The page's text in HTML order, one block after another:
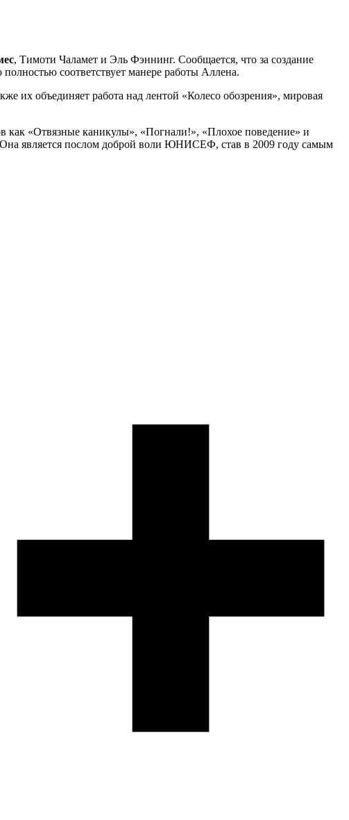
, Тимоти Чаламет и Эль Фэннинг. Сообщается, что за создание
соответствует манере работы Аллена.
их объединяет работа над лентой «Колесо обозрения», мировая
как «Отвязные каникулы», «Погнали!», «Плохое поведение» и
Она является послом доброй воли ЮНИСЕФ, став в 2009 году самым